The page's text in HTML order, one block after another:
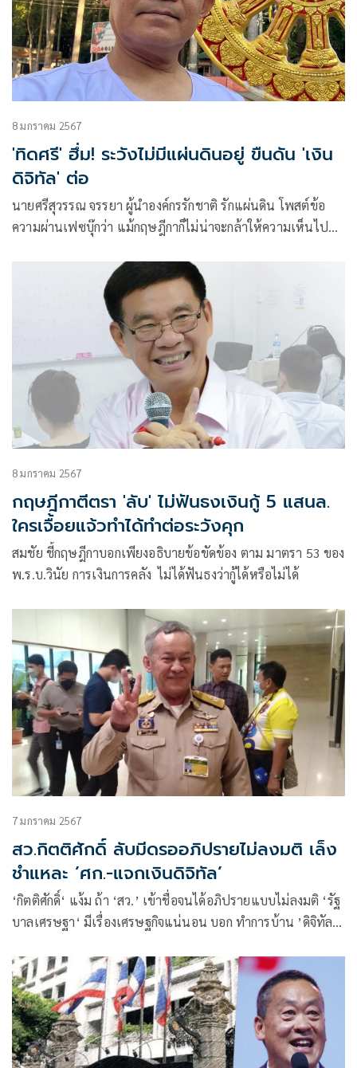
8 มกราคม 2567
'ทิดศรี' ฮึ่ม! ระวังไม่มีแผ่นดินอยู่ ขืนดัน 'เงิน
ดิจิทัล' ต่อ
นายศรีสุวรรณ จรรยา ผู้นำองค์กรรักชาติ รักแผ่นดิน โพสต์ข้อ
ความผ่านเฟซบุ๊กว่า แม้กฤษฎีกาก็ไม่น่าจะกล้าให้ความเห็นไป
8 มกราคม 2567
กฤษฎีกาตีตรา 'ลับ' ไม่ฟันธงเงินกู้ 5 แสนล.
ใครเจื้อยแจ้วทำได้ทำต่อระวังคุก
สมชัย ชี้กฤษฎีกาบอกเพียงอธิบายข้อขัดข้อง ตาม มาตรา 53 ของ
พ.ร.บ.วินัย การเงินการคลัง ไม่ได้ฟันธงว่ากู้ได้หรือไม่ได้
7 มกราคม 2567
สว.กิตติศักดิ์ ลับมีดรออภิปรายไม่ลงมติ เล็ง
ชำแหละ ’ศก.-แจกเงินดิจิทัล’
‘กิตติศักดิ์‘ แง้ม ถ้า ‘สว.’ เข้าชื่อจนได้อภิปรายแบบไม่ลงมติ ‘รัฐ
บาลเศรษฐา‘ มีเรื่องเศรษฐกิจแน่นอน บอก ทำการบ้าน ’ดิจิทัล